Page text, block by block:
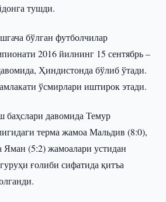
тушди.
бўлган футболчилар
2016 йилнинг 15 сентябрь –
Ҳиндистонда бўлиб ўтади.
ўсмирлари иштирок этади.
баҳслари давомида Темур
терма жамоа Мальдив (8:0),
Яман (5:2) жамоалари устидан
ғолиби сифатида қитъа